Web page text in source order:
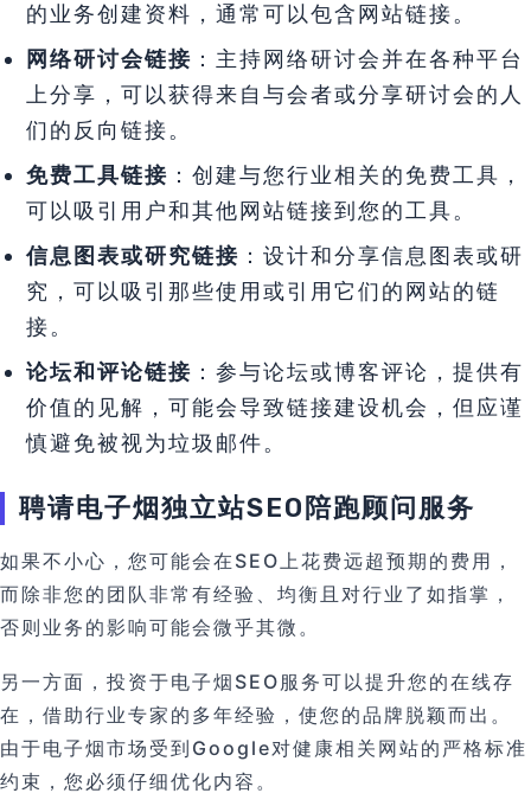
的业务创建资料，通常可以包含网站链接。
网络研讨会链接 ：主持网络研讨会并在各种平台
上分享，可以获得来自与会者或分享研讨会的人
们的反向链接。
免费工具链接 ：创建与您行业相关的免费工具，
可以吸引用户和其他网站链接到您的工具。
信息图表或研究链接 ：设计和分享信息图表或研
究，可以吸引那些使用或引用它们的网站的链
接。
论坛和评论链接 ：参与论坛或博客评论，提供有
价值的见解，可能会导致链接建设机会，但应谨
慎避免被视为垃圾邮件。
聘请电子烟独立站SEO陪跑顾问服务
如果不小心，您可能会在SEO上花费远超预期的费用，
而除非您的团队非常有经验、均衡且对行业了如指掌，
否则业务的影响可能会微乎其微。
另一方面，投资于电子烟SEO服务可以提升您的在线存
在，借助行业专家的多年经验，使您的品牌脱颖而出。
由于电子烟市场受到Google对健康相关网站的严格标准
约束，您必须仔细优化内容。